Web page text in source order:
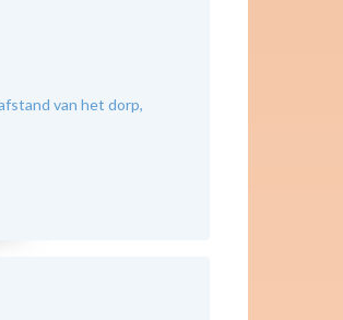
van het dorp,